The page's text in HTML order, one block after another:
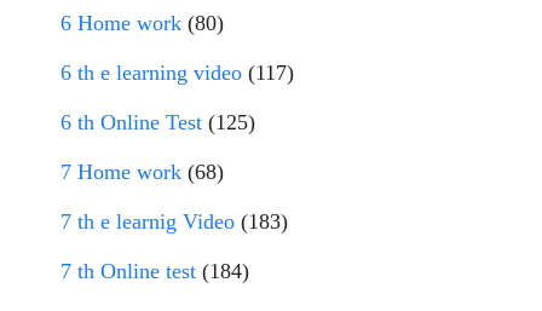
6 Home work (80)
6 th e learning video (117)
6 th Online Test (125)
7 Home work (68)
7 th e learnig Video (183)
7 th Online test (184)